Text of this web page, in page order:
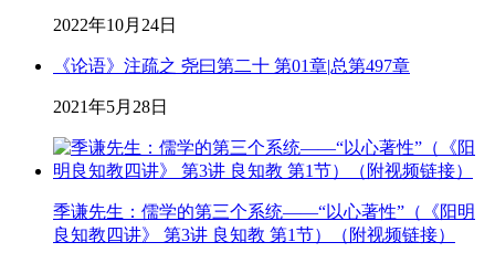
2022年10月24日
《论语》注疏之 尧曰第二十 第01章|总第497章
2021年5月28日
季谦先生：儒学的第三个系统——“以心著性”（《阳明
良知教四讲》 第3讲 良知教 第1节）（附视频链接）